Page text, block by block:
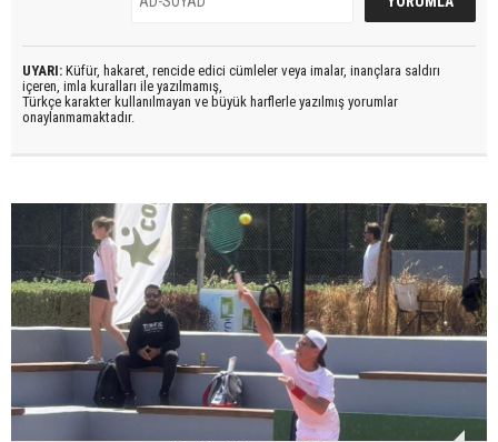
UYARI: Küfür, hakaret, rencide edici cümleler veya imalar, inançlara saldırı
içeren, imla kuralları ile yazılmamış,
Türkçe karakter kullanılmayan ve büyük harflerle yazılmış yorumlar
onaylanmamaktadır.